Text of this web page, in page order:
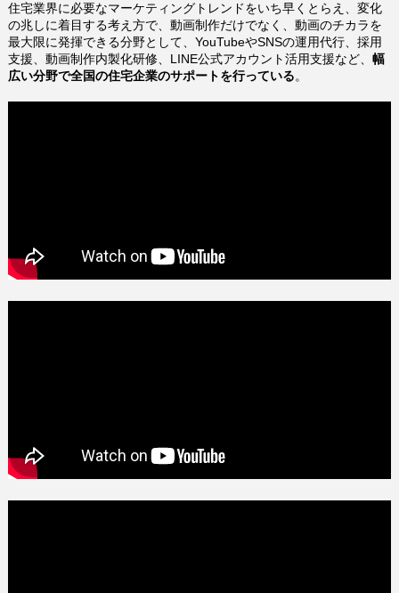
住宅業界に必要なマーケティングトレンドをいち早くとらえ、 変化
の兆しに着目する考え方で、 動画制作だけでなく、動画のチカラを
最大限に発揮できる分野として、YouTubeやSNSの運用代行、採用
支援、動画制作内製化研修、LINE公式アカウント活用支援など、 幅
広い分野で全国の住宅企業のサポートを行っている。